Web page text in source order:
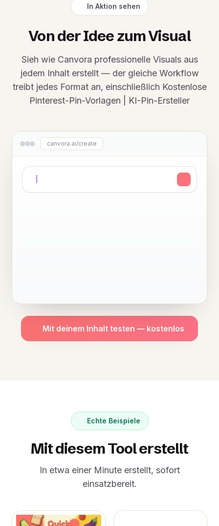
In Aktion sehen
Von der Idee zum Visual
Sieh wie Canvora professionelle Visuals aus
jedem Inhalt erstellt — der gleiche Workflow
treibt jedes Format an, einschließlich Kostenlose
Pinterest-Pin-Vorlagen | KI-Pin-Ersteller
canvora.ai/create
Mit deinem Inhalt testen — kostenlos
Echte Beispiele
Mit diesem Tool erstellt
In etwa einer Minute erstellt, sofort
einsatzbereit.